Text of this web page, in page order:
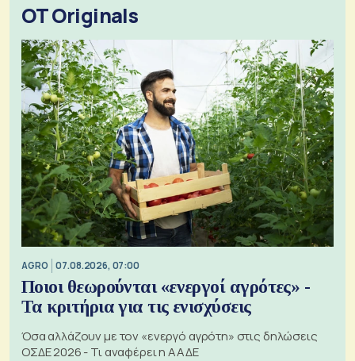
OT Originals
AGRO 07.08.2026, 07:00
Ποιοι θεωρούνται «ενεργοί αγρότες» -
Τα κριτήρια για τις ενισχύσεις
Όσα αλλάζουν με τον «ενεργό αγρότη» στις δηλώσεις
ΟΣΔΕ 2026 - Τι αναφέρει η ΑΑΔΕ